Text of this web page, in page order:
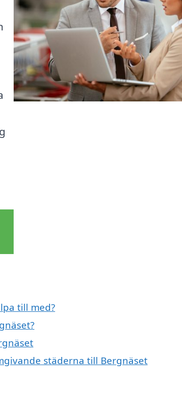
till med?
städerna till Bergnäset